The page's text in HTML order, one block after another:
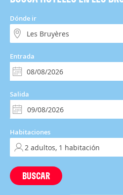
Dónde ir
Entrada
Salida
Habitaciones
BUSCAR